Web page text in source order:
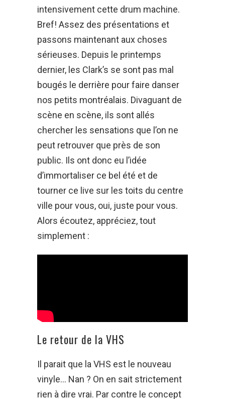
intensivement cette drum machine.
Bref! Assez des présentations et
passons maintenant aux choses
sérieuses. Depuis le printemps
dernier, les Clark’s se sont pas mal
bougés le derrière pour faire danser
nos petits montréalais. Divaguant de
scène en scène, ils sont allés
chercher les sensations que l’on ne
peut retrouver que près de son
public. Ils ont donc eu l’idée
d’immortaliser ce bel été et de
tourner ce live sur les toits du centre
ville pour vous, oui, juste pour vous.
Alors écoutez, appréciez, tout
simplement :
Le retour de la VHS
Il parait que la VHS est le nouveau
vinyle… Nan ? On en sait strictement
rien à dire vrai. Par contre le concept